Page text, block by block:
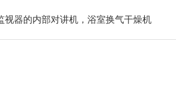
视器的内部对讲机，浴室换气干燥机